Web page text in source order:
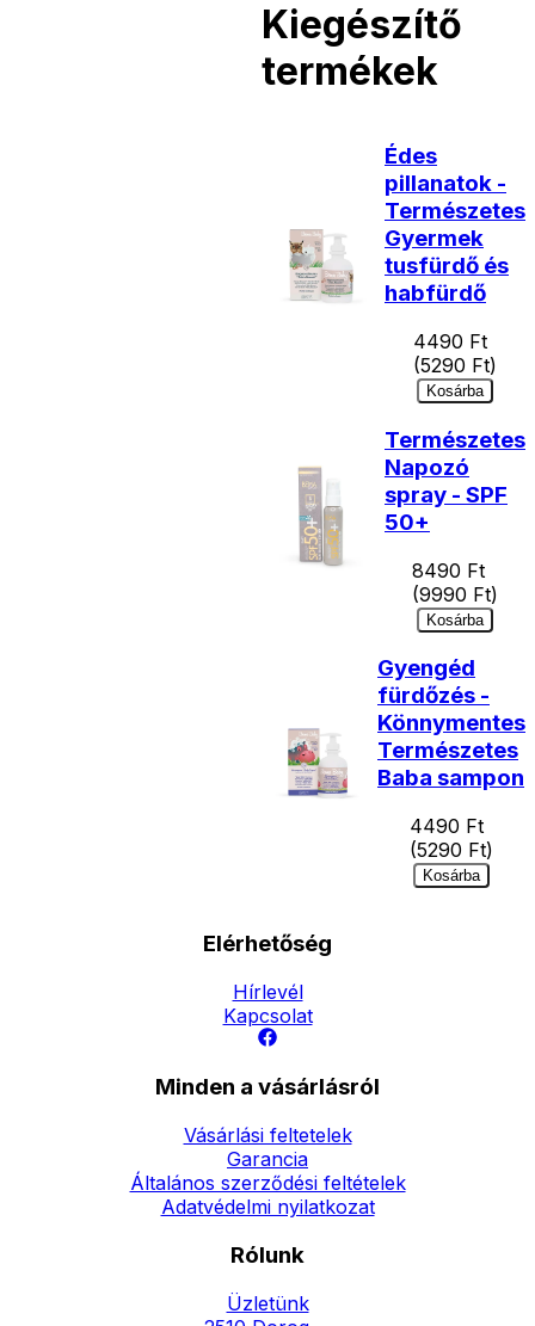
Kiegészítő
termékek
Édes
pillanatok -
Természetes
Gyermek
tusfürdő és
habfürdő
4490 Ft
(5290 Ft)
Kosárba
Természetes
Napozó
spray - SPF
50+
8490 Ft
(9990 Ft)
Kosárba
Gyengéd
fürdőzés -
Könnymentes
Természetes
Baba sampon
4490 Ft
(5290 Ft)
Kosárba
Elérhetőség
Hírlevél
Kapcsolat
Minden a vásárlásról
Vásárlási feltetelek
Garancia
Általános szerződési feltételek
Adatvédelmi nyilatkozat
Rólunk
Üzletünk